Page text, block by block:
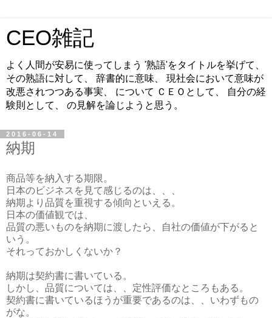
CEO雑記
よく人間が安易に使ってしまう '熟語'をタイトルを挙げて、
その熟語に対して、 辞書的に意味、 現社会において意味が
改悪されつつある事実、 について ＣＥＯとして、 自分の経
験則として、 の見解を論じようと思う。
2016-06-14
納期
商品等を納入する期限。
日本のビジネスを見て感じるのは、、、
納期より品質を重視する傾向といえる。
日本の価値観では、
品質の悪いものを納期に渡したら、自社の価値が下がると
いう。
それっておかしくないか？
納期は契約書に書いている。
しかし、品質については、、定性評価なところもある。
契約書に書いているほうが重要であるのは、、いわずもの
がな。